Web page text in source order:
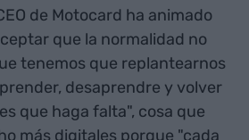
de Motocard ha animado
que la normalidad no
tenemos que replantearnos
desaprendre y volver
que haga falta", cosa que
más digitales porque "cada